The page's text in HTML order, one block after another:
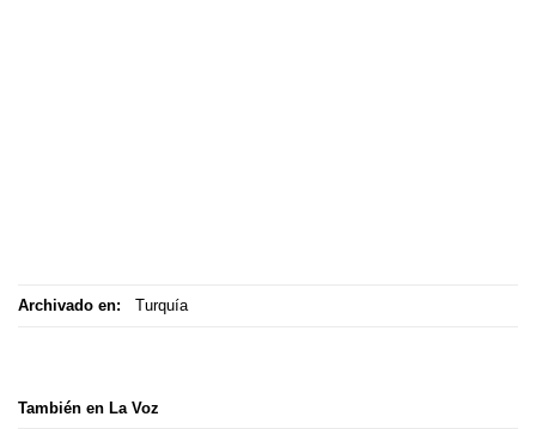
Archivado en: Turquía
También en La Voz